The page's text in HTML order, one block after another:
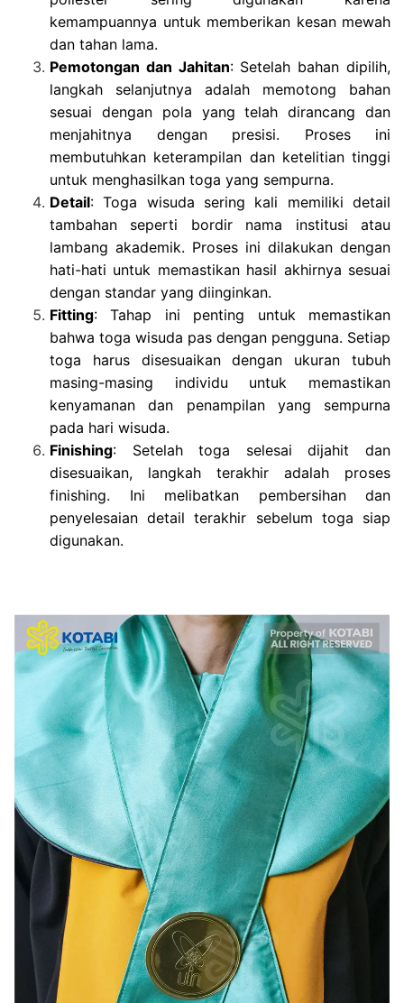
kemampuannya untuk memberikan kesan mewah
dan tahan lama.
Pemotongan dan Jahitan: Setelah bahan dipilih,
langkah selanjutnya adalah memotong bahan
sesuai dengan pola yang telah dirancang dan
menjahitnya dengan presisi. Proses ini
membutuhkan keterampilan dan ketelitian tinggi
untuk menghasilkan toga yang sempurna.
Detail: Toga wisuda sering kali memiliki detail
tambahan seperti bordir nama institusi atau
lambang akademik. Proses ini dilakukan dengan
hati-hati untuk memastikan hasil akhirnya sesuai
dengan standar yang diinginkan.
Fitting: Tahap ini penting untuk memastikan
bahwa toga wisuda pas dengan pengguna. Setiap
toga harus disesuaikan dengan ukuran tubuh
masing-masing individu untuk memastikan
kenyamanan dan penampilan yang sempurna
pada hari wisuda.
Finishing: Setelah toga selesai dijahit dan
disesuaikan, langkah terakhir adalah proses
finishing. Ini melibatkan pembersihan dan
penyelesaian detail terakhir sebelum toga siap
digunakan.